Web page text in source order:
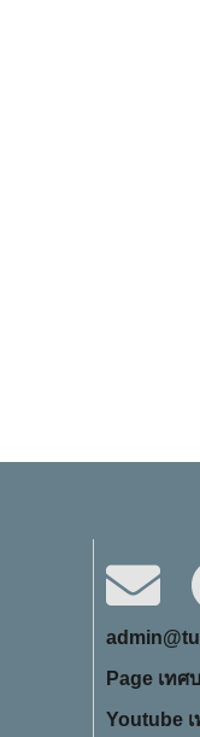
Page เทศ
Youtube